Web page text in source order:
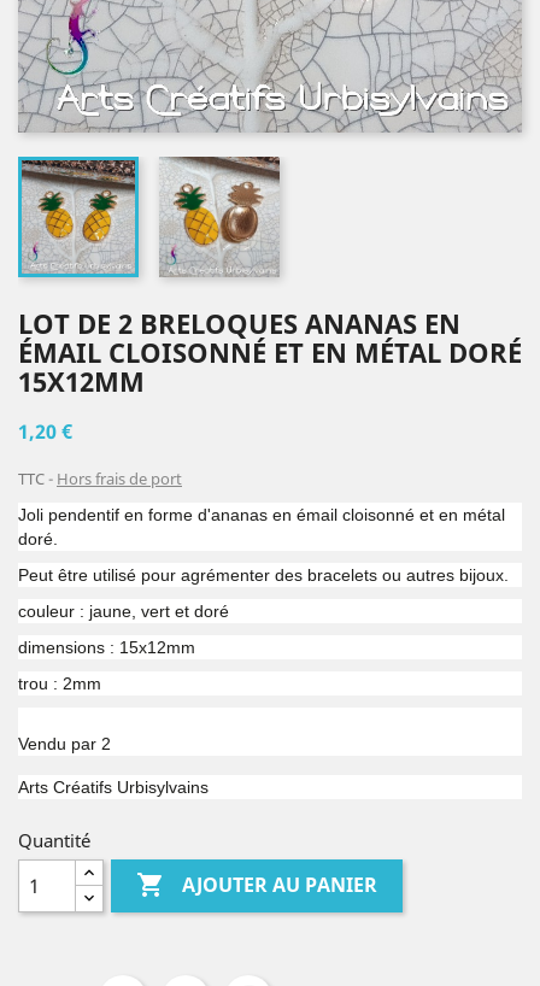
LOT DE 2 BRELOQUES ANANAS EN
ÉMAIL CLOISONNÉ ET EN MÉTAL DORÉ
15X12MM
1,20 €
TTC Hors frais de port
Joli pendentif en forme d'ananas en émail cloisonné et en métal
doré.
Peut être utilisé pour agrémenter des bracelets ou autres bijoux.
couleur : jaune, vert et doré
dimensions : 15x12mm
trou : 2mm
Vendu par 2
Arts Créatifs Urbisylvains
Quantité
 AJOUTER AU PANIER